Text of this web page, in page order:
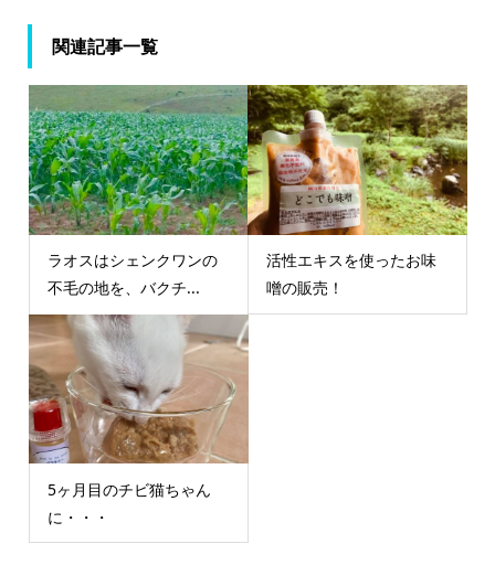
関連記事一覧
ラオスはシェンクワンの
不毛の地を、バクチ...
活性エキスを使ったお味
噌の販売！
5ヶ月目のチビ猫ちゃん
に・・・